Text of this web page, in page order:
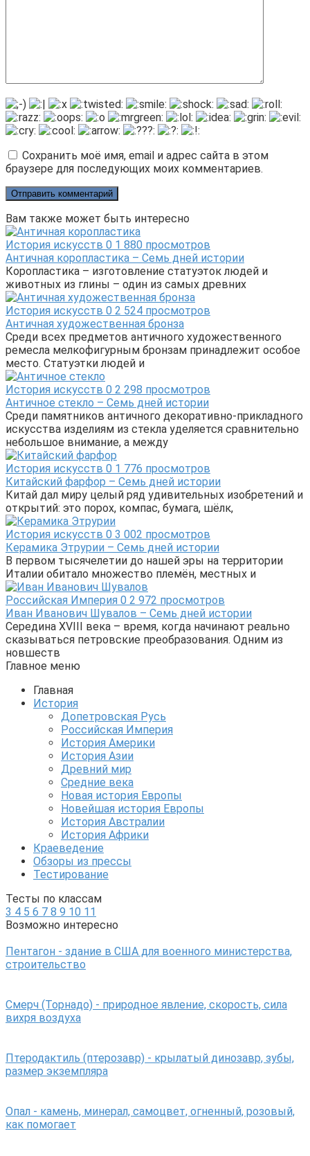
Сохранить моё имя, email и адрес сайта в этом
браузере для последующих моих комментариев.
Вам также может быть интересно
История искусств 0 1 880 просмотров
Античная коропластика – Семь дней истории
Коропластика – изготовление статуэток людей и
животных из глины – один из самых древних
История искусств 0 2 524 просмотров
Античная художественная бронза
Среди всех предметов античного художественного
ремесла мелкофигурным бронзам принадлежит особое
место. Статуэтки людей и
История искусств 0 2 298 просмотров
Античное стекло – Семь дней истории
Среди памятников античного декоративно-прикладного
искусства изделиям из стекла уделяется сравнительно
небольшое внимание, а между
История искусств 0 1 776 просмотров
Китайский фарфор – Семь дней истории
Китай дал миру целый ряд удивительных изобретений и
открытий: это порох, компас, бумага, шёлк,
История искусств 0 3 002 просмотров
Керамика Этрурии – Семь дней истории
В первом тысячелетии до нашей эры на территории
Италии обитало множество племён, местных и
Российская Империя 0 2 972 просмотров
Иван Иванович Шувалов – Семь дней истории
Середина XVIII века – время, когда начинают реально
сказываться петровские преобразования. Одним из
новшеств
Главное меню
Главная
История
Допетровская Русь
Российская Империя
История Америки
История Азии
Древний мир
Средние века
Новая история Европы
Новейшая история Европы
История Австралии
История Африки
Краеведение
Обзоры из прессы
Тестирование
Тесты по классам
3 4 5 6 7 8 9 10 11
Возможно интересно
Пентагон - здание в США для военного министерства,
строительство
Смерч (Торнадо) - природное явление, скорость, сила
вихря воздуха
Птеродактиль (птерозавр) - крылатый динозавр, зубы,
размер экземпляра
Опал - камень, минерал, самоцвет, огненный, розовый,
как помогает